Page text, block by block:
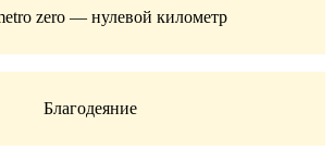
zero — нулевой километр
Благодеяние